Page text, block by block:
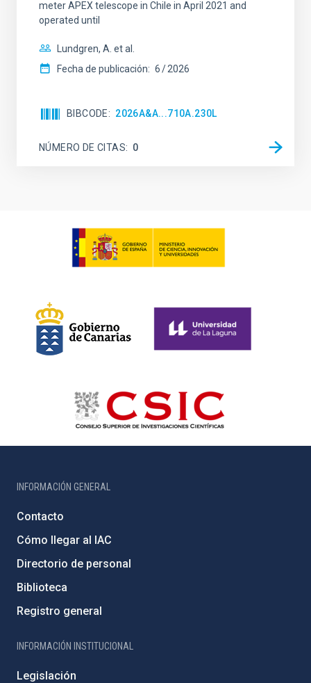
meter APEX telescope in Chile in April 2021 and
operated until
Lundgren, A. et al.
Fecha de publicación: 6 2026
BIBCODE 2026A&A...710A.230L
NÚMERO DE CITAS 0
INFORMACIÓN GENERAL
Contacto
Cómo llegar al IAC
Directorio de personal
Biblioteca
Registro general
INFORMACIÓN INSTITUCIONAL
Legislación